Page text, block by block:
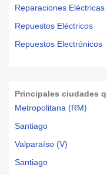
Reparaciones Eléctricas
Repuestos Eléctricos
Repuestos Electrónicos
Principales ciudades
Metropolitana (RM)
Santiago
Valparaíso (V)
Santiago